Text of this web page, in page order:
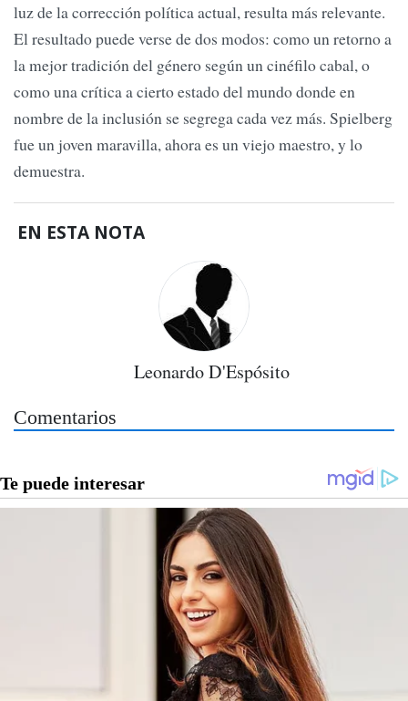
luz de la corrección política actual, resulta más relevante.
El resultado puede verse de dos modos: como un retorno a
la mejor tradición del género según un cinéfilo cabal, o
como una crítica a cierto estado del mundo donde en
nombre de la inclusión se segrega cada vez más. Spielberg
fue un joven maravilla, ahora es un viejo maestro, y lo
demuestra.
EN ESTA NOTA
Leonardo D'Espósito
Comentarios